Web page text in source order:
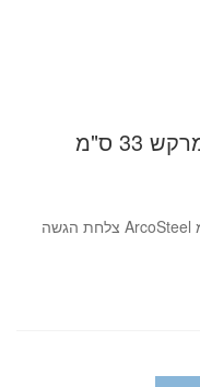
צלחת הגשה מרכזית מסדרת מרקש 33 ס"מ
צלחת הגשה מרכזית מסדרת מרקש 33 ס"מ ArcoSteel צלחת הגשה